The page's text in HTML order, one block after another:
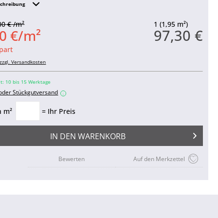
1 (1,95 m²)
97,30 €
€ /m²
€/m²
zzgl. Versandkosten
10 bis 15 Werktage
Stückgutversand i
m² = Ihr Preis
IN DEN WARENKORB
Auf den Merkzettel
Bewerten